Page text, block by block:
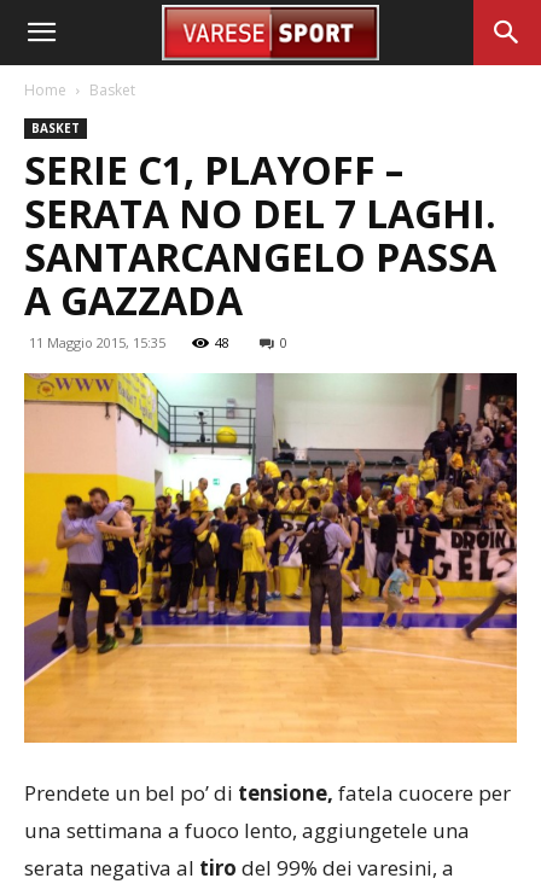
Home Basket
BASKET
SERIE C1, PLAYOFF –
SERATA NO DEL 7 LAGHI.
SANTARCANGELO PASSA
A GAZZADA
11 Maggio 2015, 15:35 48 0
Prendete un bel po’ di tensione, fatela cuocere per
una settimana a fuoco lento, aggiungetele una
serata negativa al tiro del 99% dei varesini, a